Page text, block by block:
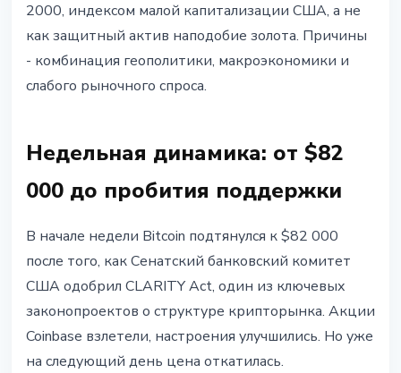
17 мая 2026 г.3 мин чтения
Наталия Дорофеева
2000, индексом малой капитализации США, а не
как защитный актив наподобие золота. Причины
- комбинация геополитики, макроэкономики и
слабого рыночного спроса.
Недельная динамика: от $82
000 до пробития поддержки
В начале недели Bitcoin подтянулся к $82 000
после того, как Сенатский банковский комитет
США одобрил CLARITY Act, один из ключевых
законопроектов о структуре крипторынка. Акции
Coinbase взлетели, настроения улучшились. Но уже
на следующий день цена откатилась.